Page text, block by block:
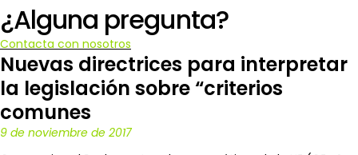
¿Alguna pregunta?
Contacta con nosotros
Nuevas directrices para interpretar
la legislación sobre “criterios
comunes
9 de noviembre de 2017